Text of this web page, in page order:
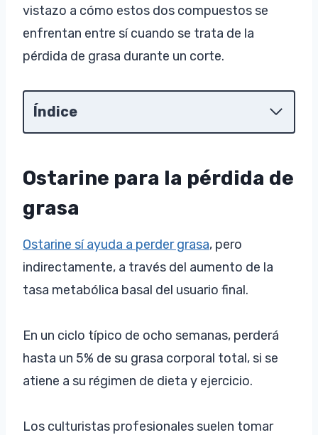
vistazo a cómo estos dos compuestos se
enfrentan entre sí cuando se trata de la
pérdida de grasa durante un corte.
Índice
Ostarine para la pérdida de
grasa
Ostarine sí ayuda a perder grasa, pero
indirectamente, a través del aumento de la
tasa metabólica basal del usuario final.
En un ciclo típico de ocho semanas, perderá
hasta un 5% de su grasa corporal total, si se
atiene a su régimen de dieta y ejercicio.
Los culturistas profesionales suelen tomar